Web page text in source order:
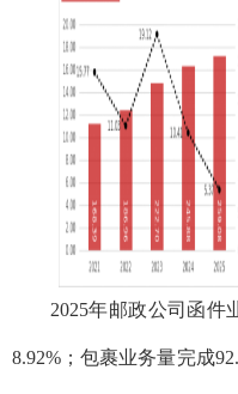
2025年邮政公司函件
8.92%；包裹业务量完成